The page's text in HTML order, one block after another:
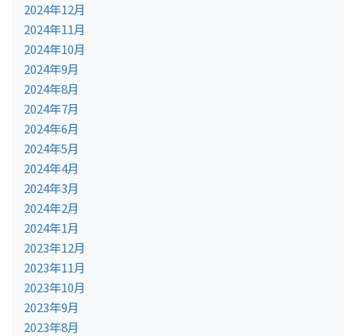
2024年12月
2024年11月
2024年10月
2024年9月
2024年8月
2024年7月
2024年6月
2024年5月
2024年4月
2024年3月
2024年2月
2024年1月
2023年12月
2023年11月
2023年10月
2023年9月
2023年8月